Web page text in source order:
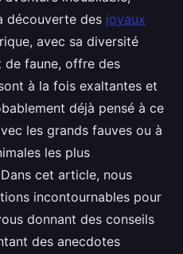
découverte des joyaux
avec sa diversité
de faune, offre des
à la fois exaltantes et
déjà pensé à ce
les grands fauves ou à
les plus
cet article, nous
incontournables pour
donnant des conseils
des anecdotes